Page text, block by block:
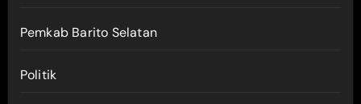
Pemkab Barito Selatan
Politik